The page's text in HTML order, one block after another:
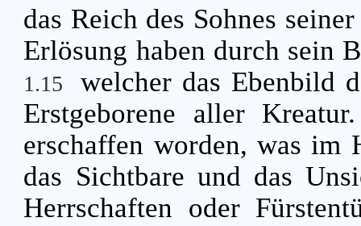
das Reich des Sohnes
Erlösung haben durch sein
1.15
welcher das Ebenbild
Erstgeborene aller
erschaffen worden, was im
das Sichtbare und das
Herrschaften oder